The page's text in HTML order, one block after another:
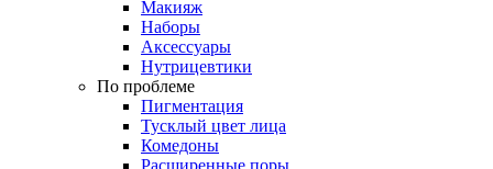
Макияж
Наборы
Аксессуары
Нутрицевтики
По проблеме
Пигментация
Тусклый цвет лица
Комедоны